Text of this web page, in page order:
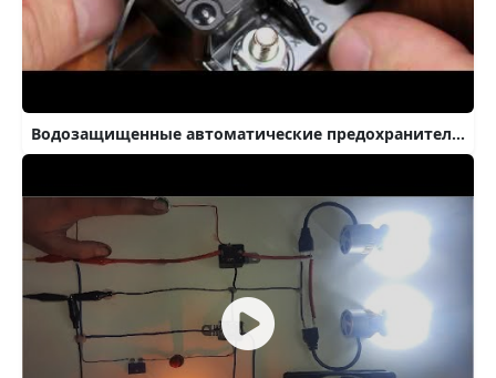
Водозащищенные автоматические предохранители AES 50А, 70А